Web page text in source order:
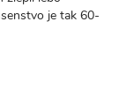
je tak 60-